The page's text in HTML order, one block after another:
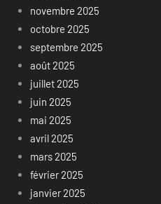
novembre 2025
octobre 2025
septembre 2025
août 2025
juillet 2025
juin 2025
mai 2025
avril 2025
mars 2025
février 2025
janvier 2025